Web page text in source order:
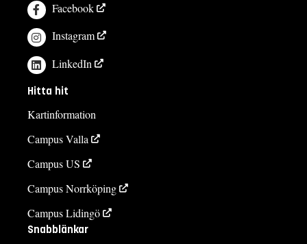
Facebook
Instagram
LinkedIn
Hitta hit
Kartinformation
Campus Valla
Campus US
Campus Norrköping
Campus Lidingö
Snabblänkar